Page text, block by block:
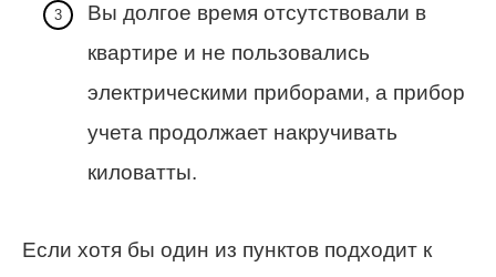
Вы долгое время отсутствовали в
квартире и не пользовались
электрическими приборами, а прибор
учета продолжает накручивать
киловатты.
Если хотя бы один из пунктов подходит к